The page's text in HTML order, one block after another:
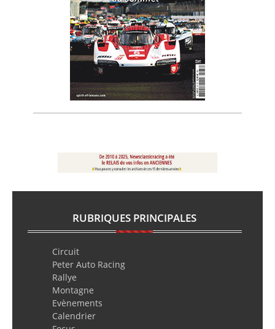
RUBRIQUES PRINCIPALES
Circuit
Peter Auto Racing
Rallye
Montagne
Evènements
Calendrier